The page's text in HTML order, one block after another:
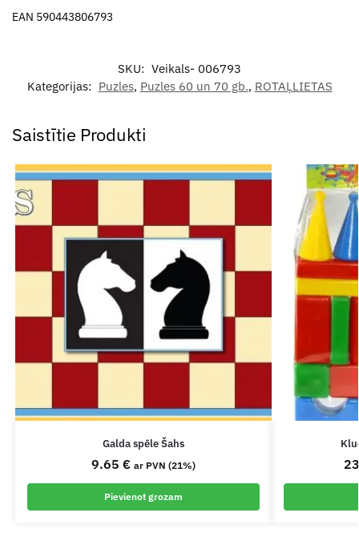
EAN 590443806793
SKU: Veikals- 006793
Kategorijas: Puzles, Puzles 60 un 70 gb., ROTAĻLIETAS
Saistītie Produkti
Galda spēle Šahs
9.65 € ar PVN (21%)
Pievienot grozam